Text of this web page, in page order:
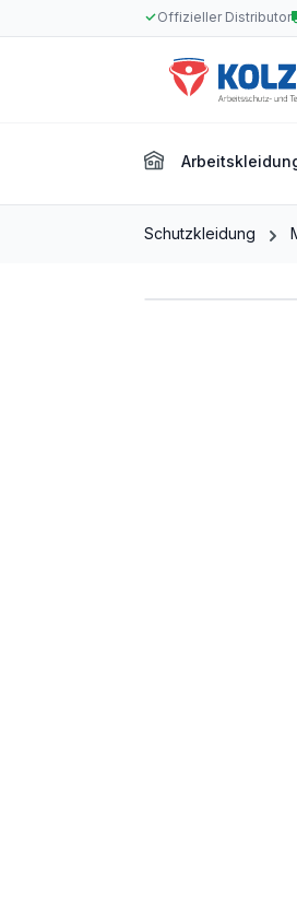
Hauptinhalt springen
Zur Suche springen
Zur Hauptnavigation springen
Offizieller Distributor
Schutzkleidung